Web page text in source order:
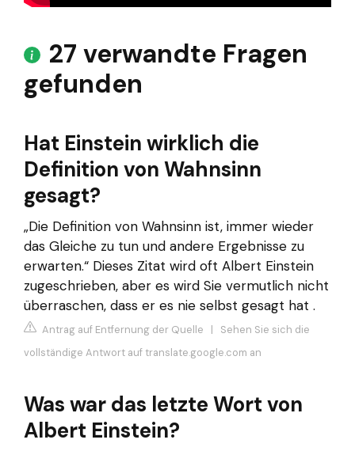
27 verwandte Fragen
gefunden
Hat Einstein wirklich die
Definition von Wahnsinn
gesagt?
„Die Definition von Wahnsinn ist, immer wieder
das Gleiche zu tun und andere Ergebnisse zu
erwarten.“ Dieses Zitat wird oft Albert Einstein
zugeschrieben, aber es wird Sie vermutlich nicht
überraschen, dass er es nie selbst gesagt hat .
Antrag auf Entfernung der Quelle | Sehen Sie sich die
vollständige Antwort auf translate.google.com an
Was war das letzte Wort von
Albert Einstein?